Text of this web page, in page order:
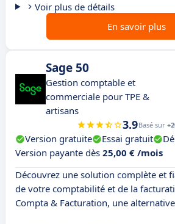
Voir plus de détails
En savoir plus
Sage 50
Gestion comptable et
commerciale pour TPE &
artisans
3.9Basé sur
Version gratuite Essai gratuit
Version payante dès 25,00 € /mois
Découvrez une solution complète et
de votre comptabilité et de la
Compta & Facturation, une